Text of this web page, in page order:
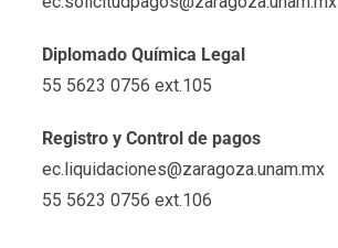
Diplomado Química Legal
55 5623 0756 ext.105
Registro y Control de pagos
ec.liquidaciones@zaragoza.unam.mx
55 5623 0756 ext.106